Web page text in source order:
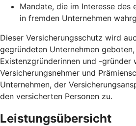
Mandate, die im Interesse des
in fremden Unternehmen
Dieser Versicherungsschutz wird
gegründeten Unternehmen
Existenzgründerinnen und -gründer
Versicherungsnehmer und
Unternehmen, der
den versicherten Personen zu.
Leistungsübersicht